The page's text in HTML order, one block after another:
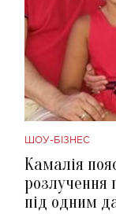
ШОУ-БІЗНЕС
Камалія
розлучення
під одним